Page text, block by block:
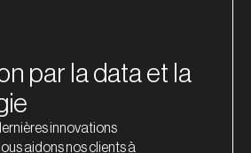
par la data et la
innovations
aidons nos clients à